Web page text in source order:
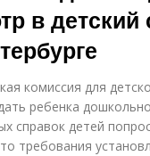
в детский
комиссия для
ребенка
справок детей
требования